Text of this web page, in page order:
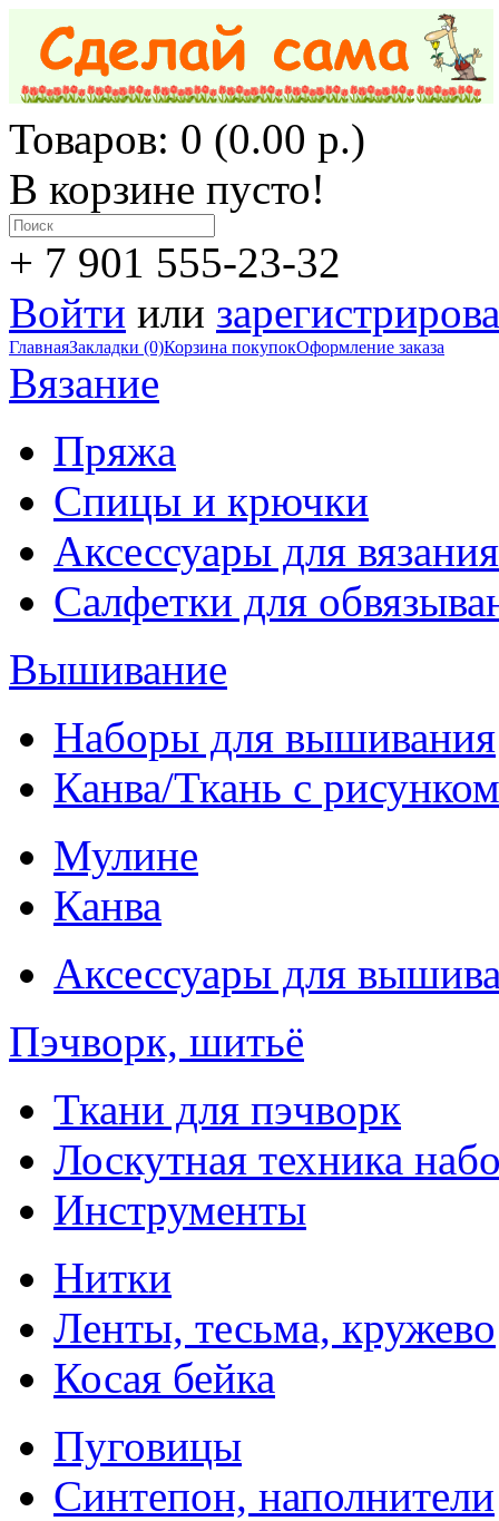
Товаров: 0 (0.00 р.)
В корзине пусто!
+ 7 901 555-23-32
Войти или
ГлавнаяЗакладки (0)Корзина покупокОформление заказа
Вязание
Пряжа
Спицы и крючки
Аксессуары для вязания
Салфетки для
Вышивание
Наборы для вышивания
Канва/Ткань с рисунком
Мулине
Канва
Аксессуары для
Пэчворк, шитьё
Ткани для пэчворк
Лоскутная техника
Инструменты
Нитки
Ленты, тесьма, кружево
Косая бейка
Пуговицы
Синтепон, наполнители